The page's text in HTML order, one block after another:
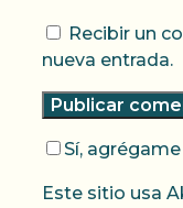
Recibir un
nueva entrada.
Sí,
Este sitio usa